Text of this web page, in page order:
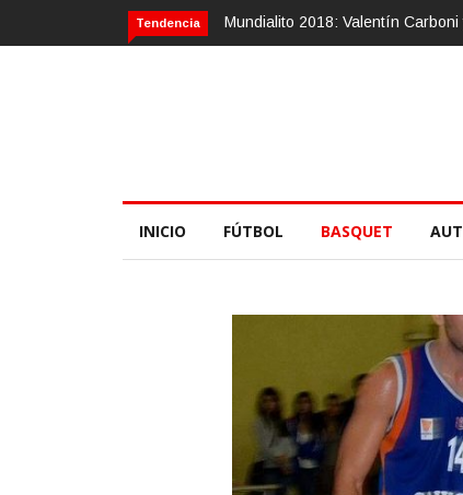
Tendencia
2018: Valentín Carboni y una zurda mágicaCalvario Race
INICIO FÚTBOL BASQUET